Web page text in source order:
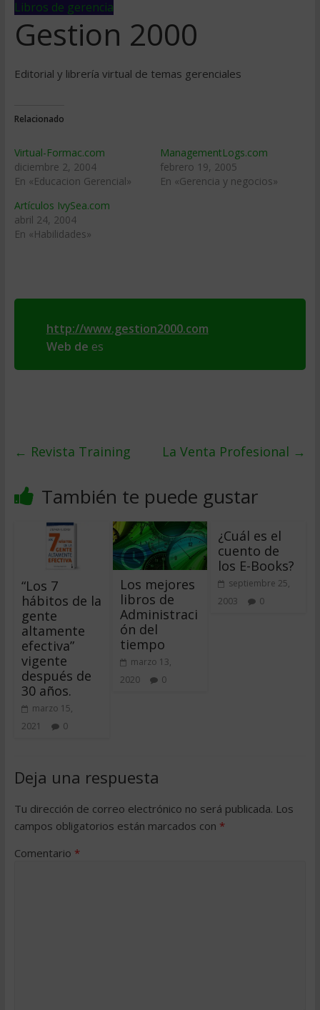
Libros de gerencia
Gestion 2000
Editorial y librería virtual de temas gerenciales
Relacionado
Virtual-Formac.com
diciembre 2, 2004
En «Educacion Gerencial»
ManagementLogs.com
febrero 19, 2005
En «Gerencia y negocios»
Artículos IvySea.com
abril 24, 2004
En «Habilidades»
http://www.gestion2000.com
Web de es
← Revista Training La Venta Profesional →
También te puede gustar
“Los 7
hábitos de la
gente
altamente
efectiva”
vigente
después de
30 años.
marzo 15,
2021
0
Los mejores
libros de
Administraci
ón del
tiempo
marzo 13,
2020
0
¿Cuál es el
cuento de
los E-Books?
septiembre 25,
2003
0
Deja una respuesta
Tu dirección de correo electrónico no será publicada. Los
campos obligatorios están marcados con *
Comentario *